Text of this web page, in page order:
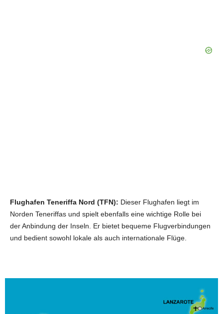
Flughafen Teneriffa Nord (TFN): Dieser Flughafen liegt im
Norden Teneriffas und spielt ebenfalls eine wichtige Rolle bei
der Anbindung der Inseln. Er bietet bequeme Flugverbindungen
und bedient sowohl lokale als auch internationale Flüge.